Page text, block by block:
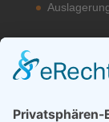
Unsere